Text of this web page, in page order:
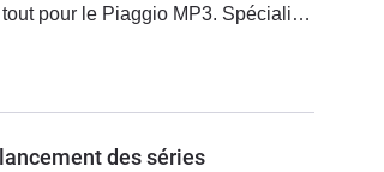
le Piaggio MP3. Spécialisé
des séries